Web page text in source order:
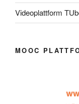
Videoplattform
MOOC